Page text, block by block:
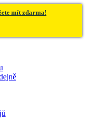
mít zdarma!